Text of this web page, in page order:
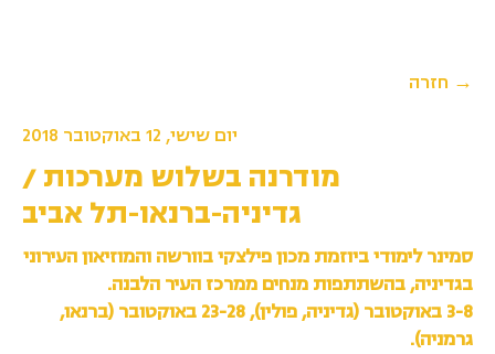
→ חזרה
מודרנה בשלוש מערכות /
גדיניה-ברנאו-תל אביב
סמינר לימודי ביוזמת מכון פילצקי בוורשה והמוזיאון העירוני
בגדיניה, בהשתתפות מנחים ממרכז העיר הלבנה.
3-8 באוקטובר (גדיניה, פולין), 23-28 באוקטובר (ברנאו,
גרמניה).
יום שישי, 12 באוקטובר 2018